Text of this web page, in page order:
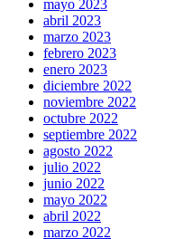
mayo 2023
abril 2023
marzo 2023
febrero 2023
enero 2023
diciembre 2022
noviembre 2022
octubre 2022
septiembre 2022
agosto 2022
julio 2022
junio 2022
mayo 2022
abril 2022
marzo 2022